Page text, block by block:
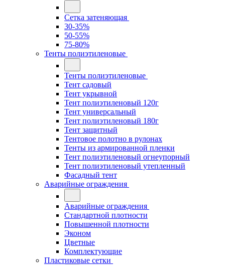
Сетка затеняющая
30-35%
50-55%
75-80%
Тенты полиэтиленовые
Тенты полиэтиленовые
Тент садовый
Тент укрывной
Тент полиэтиленовый 120г
Тент универсальный
Тент полиэтиленовый 180г
Тент защитный
Тентовое полотно в рулонах
Тенты из армированной пленки
Тент полиэтиленовый огнеупорный
Тент полиэтиленовый утепленный
Фасадный тент
Аварийные ограждения
Аварийные ограждения
Стандартной плотности
Повышенной плотности
Эконом
Цветные
Комплектующие
Пластиковые сетки